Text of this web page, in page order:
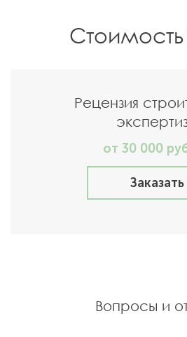
Стоимость
Рецензия
от 30 000
Заказать
Вопросы и